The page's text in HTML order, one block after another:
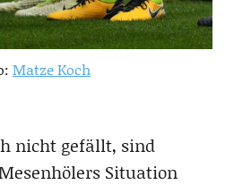
Matze Koch
nicht gefällt, sind
Situation